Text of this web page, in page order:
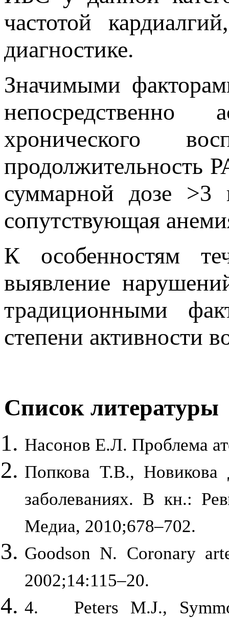
частотой
диагностике.
Значимыми
непосредственно
хронического
суммарной дозе >3
сопутствующая
К особенностям
выявление
традиционными
степени активности
Список литературы
Насонов Е.Л. Проблема
Попкова Т.В., Новикова
заболеваниях. В кн.:
Медиа, 2010;678–702.
Goodson N. Coronary
2002;14:115–20.
4. Peters M.J.,